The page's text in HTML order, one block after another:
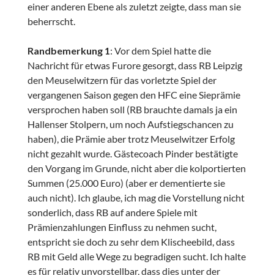
einer anderen Ebene als zuletzt zeigte, dass man sie
beherrscht.
Randbemerkung 1: Vor dem Spiel hatte die
Nachricht für etwas Furore gesorgt, dass RB Leipzig
den Meuselwitzern für das vorletzte Spiel der
vergangenen Saison gegen den HFC eine Sieprämie
versprochen haben soll (RB brauchte damals ja ein
Hallenser Stolpern, um noch Aufstiegschancen zu
haben), die Prämie aber trotz Meuselwitzer Erfolg
nicht gezahlt wurde. Gästecoach Pinder bestätigte
den Vorgang im Grunde, nicht aber die kolportierten
Summen (25.000 Euro) (aber er dementierte sie
auch nicht). Ich glaube, ich mag die Vorstellung nicht
sonderlich, dass RB auf andere Spiele mit
Prämienzahlungen Einfluss zu nehmen sucht,
entspricht sie doch zu sehr dem Klischeebild, dass
RB mit Geld alle Wege zu begradigen sucht. Ich halte
es für relativ unvorstellbar, dass dies unter der